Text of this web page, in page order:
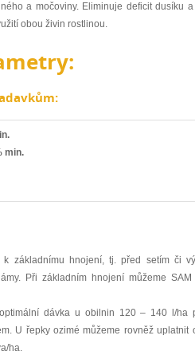
a močoviny. Eliminuje deficit dusíku
obou živin rostlinou.
min.
základnímu hnojení, tj. před setím či
Při základním hnojení můžeme
dávka u obilnin 120 – 140 l/ha
U řepky ozimé můžeme rovněž uplatnit
ha.